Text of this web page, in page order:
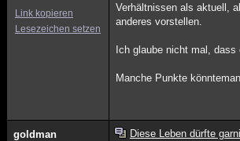
Link kopieren
Lesezeichen setzen
Verhältnissen als aktuell,
anderes vorstellen.
Ich glaube nicht mal,
Manche Punkte
goldman Diese Leben dürfte